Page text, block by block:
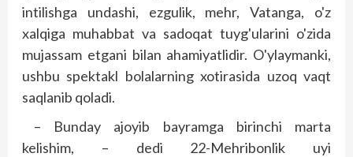
intilishga undashi, ezgulik, mehr, Vatanga, o'z
xalqiga muhabbat va sadoqat tuyg'ularini o'zida
mujassam etgani bilan ahamiyatlidir. O'ylaymanki,
ushbu spektakl bolalarning xotirasida uzoq vaqt
saqlanib qoladi.
– Bunday ajoyib bayramga birinchi marta
kelishim, – dedi 22-Mehribonlik uyi